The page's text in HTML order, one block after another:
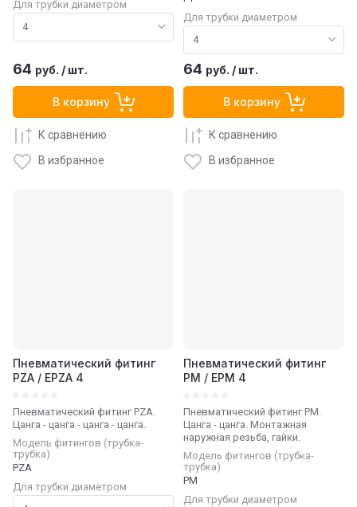
Для трубки диаметром
64 руб. / шт.
В корзину
К сравнению
В избранное
Для трубки диаметром
64 руб. / шт.
В корзину
К сравнению
В избранное
Пневматический фитинг
PZA / EPZA 4
Пневматический фитинг PZA.
Цанга - цанга - цангa - цанга.
Модель фитингов (трубка-
трубка)
PZA
Для трубки диаметром
Пневматический фитинг
PM / EPM 4
Пневматический фитинг PM.
Цанга - цанга. Монтажная
наружная резьба, гайки.
Модель фитингов (трубка-
трубка)
PM
Для трубки диаметром